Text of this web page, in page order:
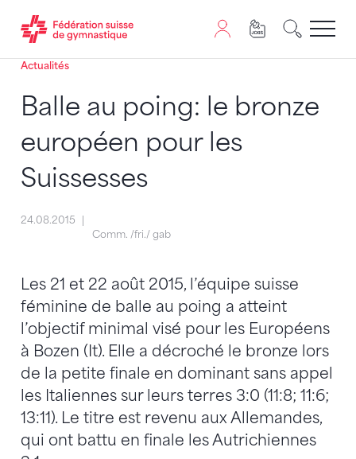
Passer au contenu
Naviguer vers le plan du siten
JavaScript est nécessaire pour naviguer sur ce site.
Actualités
Balle au poing: le bronze
européen pour les
Suissesses
24.08.2015
Comm. /fri./ gab
Les 21 et 22 août 2015, l’équipe suisse
féminine de balle au poing a atteint
l’objectif minimal visé pour les Européens
à Bozen (It). Elle a décroché le bronze lors
de la petite finale en dominant sans appel
les Italiennes sur leurs terres 3:0 (11:8; 11:6;
13:11). Le titre est revenu aux Allemandes,
qui ont battu en finale les Autrichiennes